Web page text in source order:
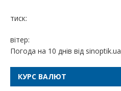
тиск:
вітер:
Погода на 10 днів від sinoptik.ua
КУРС ВАЛЮТ